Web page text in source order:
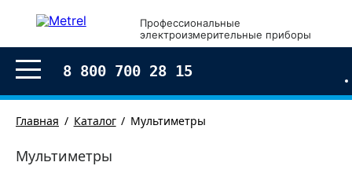
Профессиональные
электроизмерительные приборы
8 800 700 28 15
Главная Каталог Мультиметры
Мультиметры
Оформление заказа